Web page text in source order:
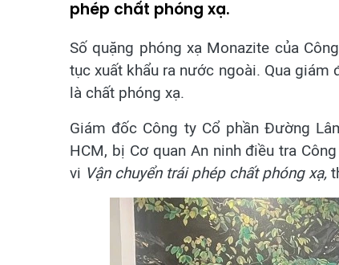
phép chất phóng xạ.
Số quặng phóng xạ Monazite của
tục xuất khẩu ra nước ngoài. Qua giám
là chất phóng xạ.
Giám đốc Công ty Cổ phần Đường
HCM, bị Cơ quan An ninh điều tra
vi Vận chuyển trái phép chất phóng xạ,